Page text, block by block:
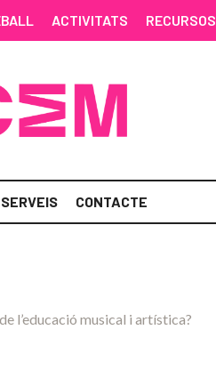
ACTIVITATS RECURSOS
SERVEIS CONTACTE
l’educació musical i artística?